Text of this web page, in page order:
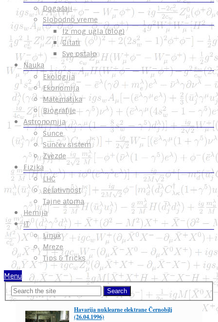
Događaji
Slobodno vreme
Iz mog ugla (blog)
Citati
Sve ostalo
Nauka
Ekologija
Ekonomija
Matematika
Biografije
Astronomija
Sunce
Sunčev sistem
Zvezde
Fizika
LHC
Relativnost
Tajne atoma
Hemija
IT
Linux
Mreze
Tips & Tricks
Menu
Havarija nuklearne elektrane Černobilj
(26.04.1996)